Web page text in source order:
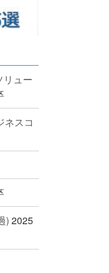
リュー
ネスコ
) 2025